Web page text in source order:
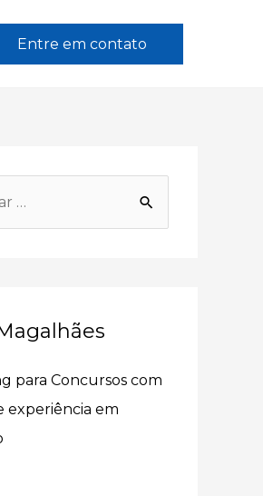
Entre em contato
para Concursos com
experiência em